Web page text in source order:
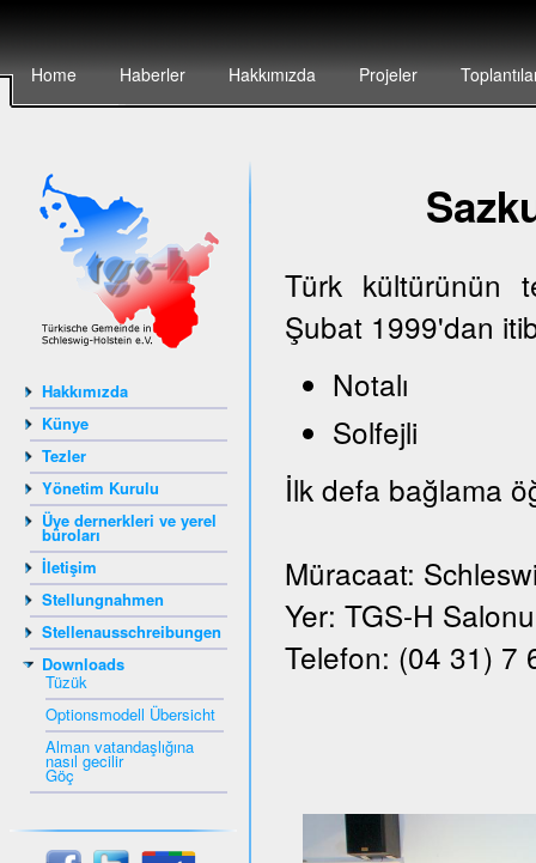
Home Haberler Hakkımızda Projeler
Hakkımızda
Künye
Tezler
Yönetim Kurulu
Üye dernerkleri ve yerel
büroları
İletişim
Stellungnahmen
Stellenausschreibungen
Downloads
Tüzük
Optionsmodell Übersicht
Alman vatandaşlığına
nasıl gecilir
Göç
Türk kültürünün
Şubat 1999'dan
Notalı
Solfejli
İlk defa bağlama
Müracaat:
Yer: TGS-H
Telefon: (04 31) 7